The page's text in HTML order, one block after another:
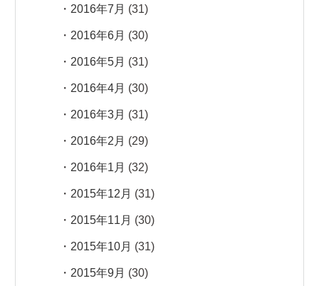
2016年7月 (31)
2016年6月 (30)
2016年5月 (31)
2016年4月 (30)
2016年3月 (31)
2016年2月 (29)
2016年1月 (32)
2015年12月 (31)
2015年11月 (30)
2015年10月 (31)
2015年9月 (30)